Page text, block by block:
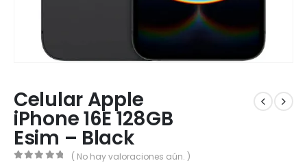
Celular Apple
iPhone 16E 128GB
Esim – Black
( No hay valoraciones aún. )